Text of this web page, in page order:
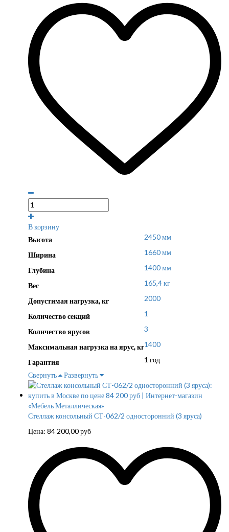
В корзину
Высота
2450 мм
Ширина 1660 мм
Глубина 1400 мм
Вес 165,4 кг
Допустимая нагрузка, кг 2000
Количество секций 1
Количество ярусов 3
Максимальная нагрузка на ярус, кг1400
Гарантия
1 год
Свернуть
Развернуть
Стеллаж консольный СТ-062/2 односторонний (3 яруса)
Цена: 84 200,00руб